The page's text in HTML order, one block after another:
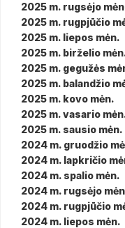
2025 m. rugsėjo
2025 m. rugpjūčio
2025 m. liepos mėn.
2025 m. birželio
2025 m. gegužės
2025 m. balandžio
2025 m. kovo mėn.
2025 m. vasario
2025 m. sausio mėn.
2024 m. gruodžio
2024 m. lapkričio
2024 m. spalio mėn.
2024 m. rugsėjo
2024 m. rugpjūčio
2024 m. liepos mėn.